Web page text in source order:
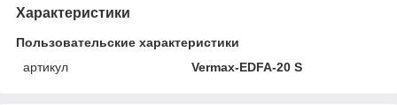
Характеристики
Пользовательские характеристики
артикул
Vermax-EDFA-20 S